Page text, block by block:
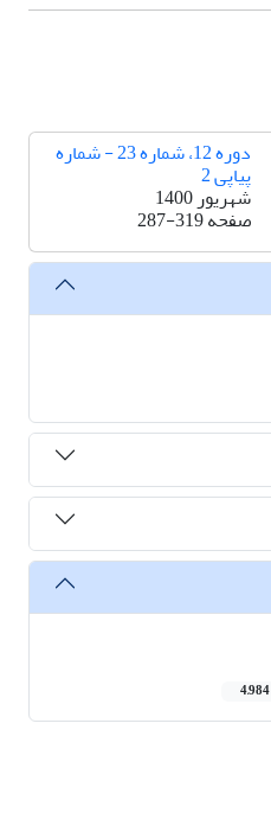
دوره 12، شماره 23 - شماره
پیاپی 2
شهریور 1400
صفحه287-319
4,984